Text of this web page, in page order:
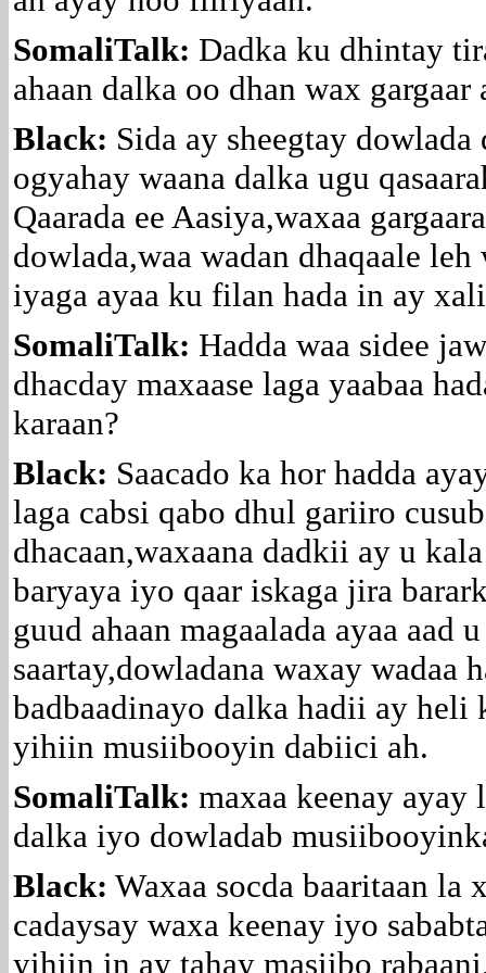
SomaliTalk: Dadka ku dhintay
ahaan dalka oo dhan wax
Black: Sida ay sheegtay
ogyahay waana dalka ugu
Qaarada ee Aasiya,waxaa
dowlada,waa wadan dhaqaale
iyaga ayaa ku filan hada in ay
SomaliTalk: Hadda waa sidee
dhacday maxaase laga yaabaa
karaan?
Black: Saacado ka hor hadda
laga cabsi qabo dhul gariiro
dhacaan,waxaana dadkii ay u
baryaya iyo qaar iskaga jira
guud ahaan magaalada ayaa aad
saartay,dowladana waxay wadaa
badbaadinayo dalka hadii ay heli
yihiin musiibooyin dabiici ah.
SomaliTalk: maxaa keenay ayay
dalka iyo dowladab
Black: Waxaa socda baaritaan
cadaysay waxa keenay iyo
yihiin in ay tahay masiibo